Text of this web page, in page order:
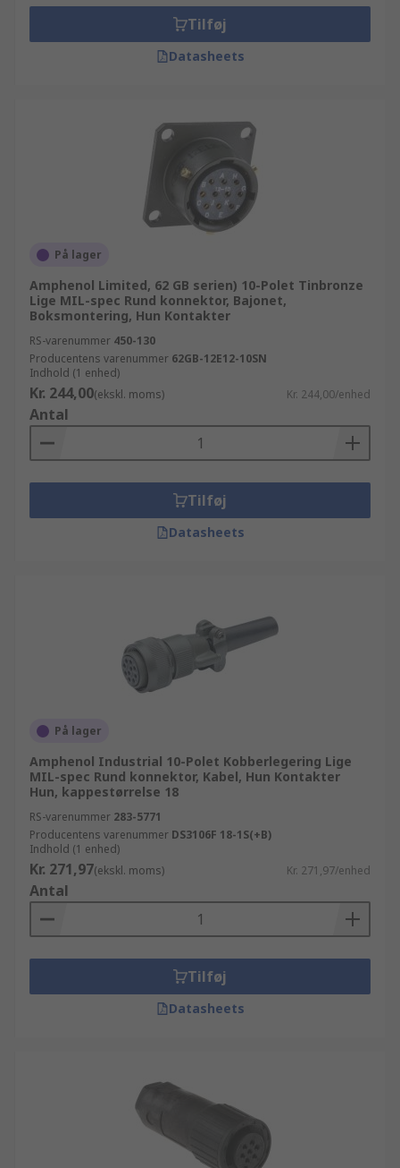
Tilføj
Datasheets
På lager
Amphenol Limited, 62 GB serien) 10-Polet Tinbronze
Lige MIL-spec Rund konnektor, Bajonet,
Boksmontering, Hun Kontakter
RS-varenummer 450-130
Producentens varenummer 62GB-12E12-10SN
Indhold (1 enhed)
Kr. 244,00(ekskl. moms) Kr. 244,00/enhed
Antal
Tilføj
Datasheets
På lager
Amphenol Industrial 10-Polet Kobberlegering Lige
MIL-spec Rund konnektor, Kabel, Hun Kontakter
Hun, kappestørrelse 18
RS-varenummer 283-5771
Producentens varenummer DS3106F 18-1S(+B)
Indhold (1 enhed)
Kr. 271,97(ekskl. moms) Kr. 271,97/enhed
Antal
Tilføj
Datasheets